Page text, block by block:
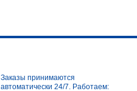
Заказы принимаются
автоматически 24/7. Работаем: